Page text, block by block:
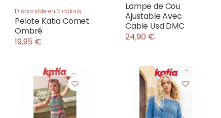
Disponible en 2 coloris
Pelote Katia Comet
Ombré
19,95 €
Lampe de Cou
Ajustable Avec
Cable Usd DMC
24,90 €